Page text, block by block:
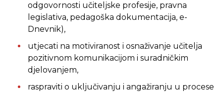
odgovornosti učiteljske profesije, pravna
legislativa, pedagoška dokumentacija, e-
Dnevnik),
utjecati na motiviranost i osnaživanje učitelja
pozitivnom komunikacijom i suradničkim
djelovanjem,
raspraviti o uključivanju i angažiranju u procese